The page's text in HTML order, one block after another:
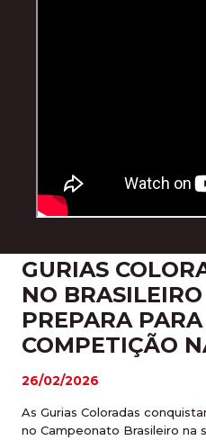
GURIAS
NO
PREPARA
COMPETIÇÃO
26/02/2026
As Gurias Coloradas
no Campeonato Brasileiro na